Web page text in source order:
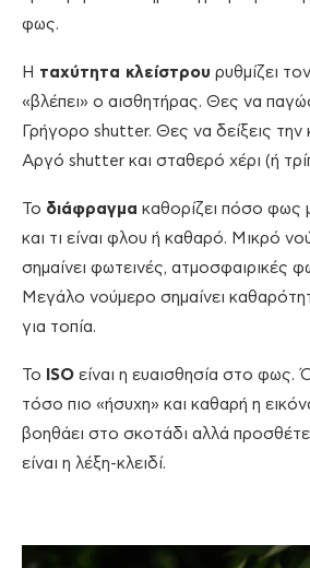
φως.
Η ταχύτητα κλείστρου ρυθμίζει
«βλέπει» ο αισθητήρας. Θες να
Γρήγορο shutter. Θες να δείξεις την
Αργό shutter και σταθερό χέρι (ή
Το διάφραγμα καθορίζει πόσο φως
και τι είναι φλου ή καθαρό. Μικρό
σημαίνει φωτεινές, ατμοσφαιρικές
Μεγάλο νούμερο σημαίνει
για τοπία.
Το ISO είναι η ευαισθησία στο φως.
τόσο πιο «ήσυχη» και καθαρή η
βοηθάει στο σκοτάδι αλλά
είναι η λέξη-κλειδί.